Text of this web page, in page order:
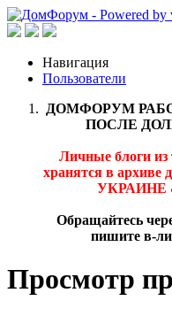
Навигация
Пользователи
ДОМФОРУМ
ПОСЛЕ
Личные блоги
хранятся в архиве
УКРАИНЕ
Обращайтесь
пишите в-
Просмотр